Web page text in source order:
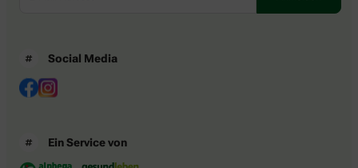
Social Media
Ein Service von